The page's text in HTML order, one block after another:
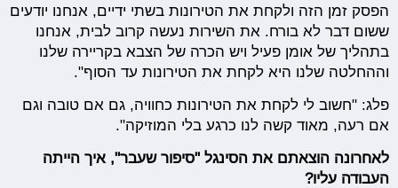
הפסק זמן הזה ולקחת את הטירונות בשתי ידיים, אנחנו יודעים
ששום דבר לא בורח. את השירות נעשה קרוב לבית, אנחנו
בתהליך של אומן פעיל ויש הכרה של הצבא בקריירה שלנו
וההחלטה שלנו היא לקחת את הטירונות עד הסוף".
פלג: "חשוב לי לקחת את הטירונות כחוויה, גם אם טובה וגם
אם רעה, מאוד קשה לנו כרגע בלי המוזיקה".
לאחרונה הוצאתם את הסינגל "סיפור שעבר", איך הייתה
העבודה עליו?